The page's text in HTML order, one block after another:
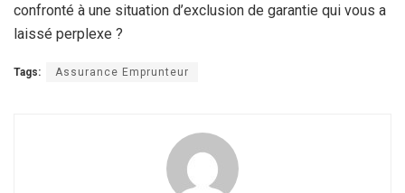
confronté à une situation d’exclusion de garantie qui vous a
laissé perplexe ?
Tags: Assurance Emprunteur